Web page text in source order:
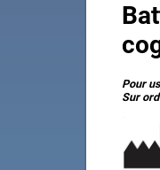
Pour
Sur